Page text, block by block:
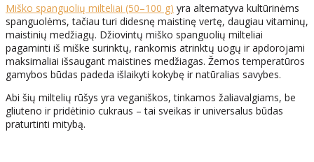
Miško spanguolių milteliai (50–100 g) yra alternatyva kultūrinėms
spanguolėms, tačiau turi didesnę maistinę vertę, daugiau vitaminų,
maistinių medžiagų. Džiovintų miško spanguolių milteliai
pagaminti iš miške surinktų, rankomis atrinktų uogų ir apdorojami
maksimaliai išsaugant maistines medžiagas. Žemos temperatūros
gamybos būdas padeda išlaikyti kokybę ir natūralias savybes.
Abi šių miltelių rūšys yra veganiškos, tinkamos žaliavalgiams, be
gliuteno ir pridėtinio cukraus – tai sveikas ir universalus būdas
praturtinti mitybą.